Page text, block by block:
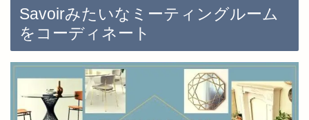
Savoirみたいなミーティングルーム
をコーディネート